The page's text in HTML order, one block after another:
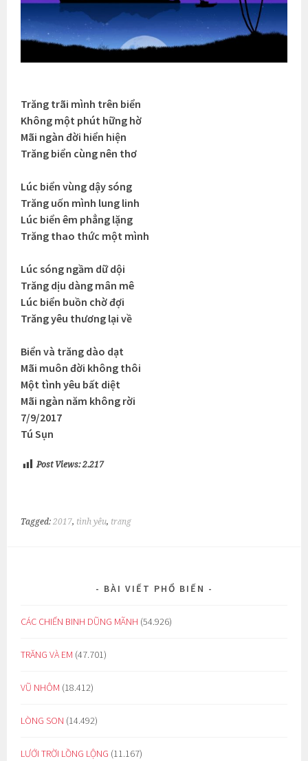
Trăng trãi mình trên biển
Không một phút hững hờ
Mãi ngàn đời hiển hiện
Trăng biển cùng nên thơ
Lúc biển vùng dậy sóng
Trăng uốn mình lung linh
Lúc biển êm phẳng lặng
Trăng thao thức một mình
Lúc sóng ngầm dữ dội
Trăng dịu dàng mân mê
Lúc biển buồn chờ đợi
Trăng yêu thương lại về
Biển và trăng dào dạt
Mãi muôn đời không thôi
Một tình yêu bất diệt
Mãi ngàn năm không rời
7/9/2017
Tú Sụn
Post Views: 2.217
Tagged:2017, tình yêu, trăng
BÀI VIẾT PHỔ BIẾN
CÁC CHIẾN BINH DŨNG MÃNH (54.926)
TRĂNG VÀ EM (47.701)
VŨ NHÔM (18.412)
LÒNG SON (14.492)
LƯỚI TRỜI LỒNG LỘNG (11.167)